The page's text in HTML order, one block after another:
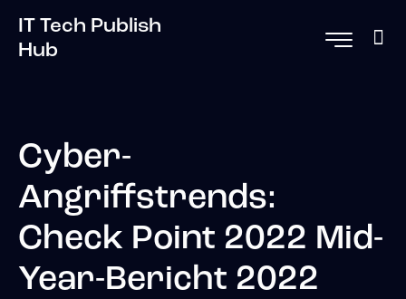
IT Tech Publish
Hub
Cyber-
Angriffstrends:
Check Point 2022 Mid-
Year-Bericht 2022